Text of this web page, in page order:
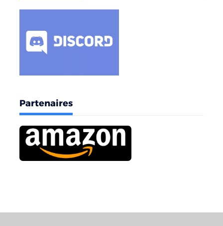
Partenaires